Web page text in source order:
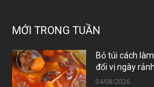
MỚI TRONG TUẦN
Bỏ túi cách
đổi vị ngày
04/08/2026